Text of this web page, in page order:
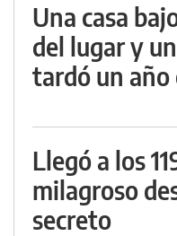
Una casa
del lugar y
tardó un año
Llegó a los
milagroso
secreto